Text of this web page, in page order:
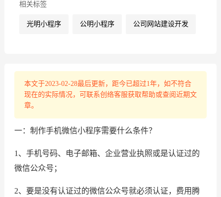
相关标签
光明小程序 公明小程序 公司网站建设开发
本文于2023-02-28最后更新，距今已超过1年，如不符合
现在的实际情况，可联系创络客服获取帮助或查阅近期文
章。
一：制作手机微信小程序需要什么条件？
1、手机号码、电子邮箱、企业营业执照或是认证过的
微信公众号；
2、要是没有认证过的微信公众号就必须认证，费用腾